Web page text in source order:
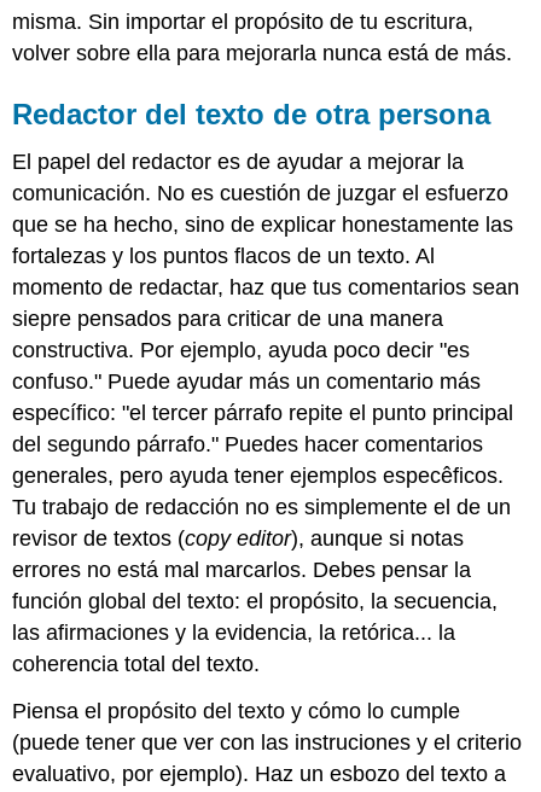
texto
otra
Revisar
propio
trabajo
misma. Sin importar el propósito de tu escritura,
volver sobre ella para mejorarla nunca está de más.
Redactor del texto de otra persona
El papel del redactor es de ayudar a mejorar la
comunicación. No es cuestión de juzgar el esfuerzo
que se ha hecho, sino de explicar honestamente las
fortalezas y los puntos flacos de un texto. Al
momento de redactar, haz que tus comentarios sean
siepre pensados para criticar de una manera
constructiva. Por ejemplo, ayuda poco decir "es
confuso." Puede ayudar más un comentario más
específico: "el tercer párrafo repite el punto principal
del segundo párrafo." Puedes hacer comentarios
generales, pero ayuda tener ejemplos especêficos.
Tu trabajo de redacción no es simplemente el de un
revisor de textos (copy editor), aunque si notas
errores no está mal marcarlos. Debes pensar la
función global del texto: el propósito, la secuencia,
las afirmaciones y la evidencia, la retórica... la
coherencia total del texto.
Piensa el propósito del texto y cómo lo cumple
(puede tener que ver con las instruciones y el criterio
evaluativo, por ejemplo). Haz un esbozo del texto a